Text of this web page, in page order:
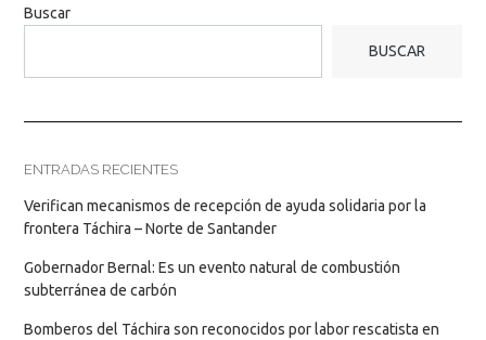
Buscar
BUSCAR
ENTRADAS RECIENTES
Verifican mecanismos de recepción de ayuda solidaria por la
frontera Táchira – Norte de Santander
Gobernador Bernal: Es un evento natural de combustión
subterránea de carbón
Bomberos del Táchira son reconocidos por labor rescatista en